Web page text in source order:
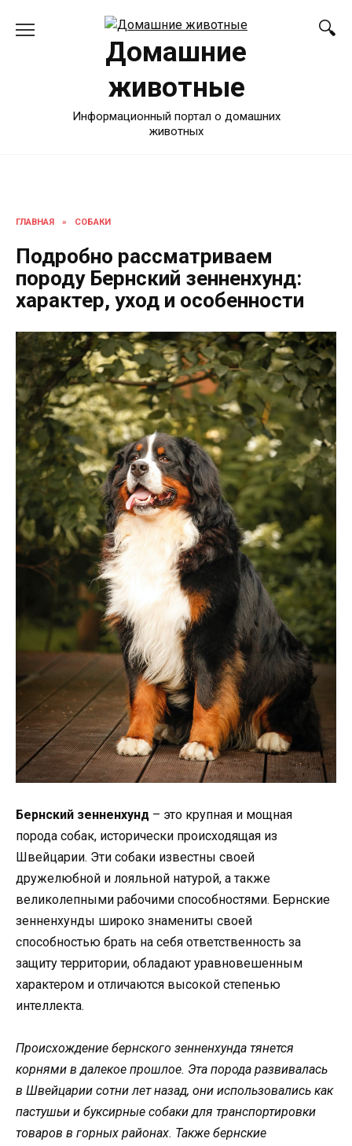
Домашние
животные
Информационный портал о домашних
животных
ГЛАВНАЯ » СОБАКИ
Подробно рассматриваем
породу Бернский зенненхунд:
характер, уход и особенности
Бернский зенненхунд – это крупная и мощная
порода собак, исторически происходящая из
Швейцарии. Эти собаки известны своей
дружелюбной и лояльной натурой, а также
великолепными рабочими способностями. Бернские
зенненхунды широко знамениты своей
способностью брать на себя ответственность за
защиту территории, обладают уравновешенным
характером и отличаются высокой степенью
интеллекта.
Происхождение бернского зенненхунда тянется
корнями в далекое прошлое. Эта порода развивалась
в Швейцарии сотни лет назад, они использовались как
пастушьи и буксирные собаки для транспортировки
товаров в горных районах. Также бернские